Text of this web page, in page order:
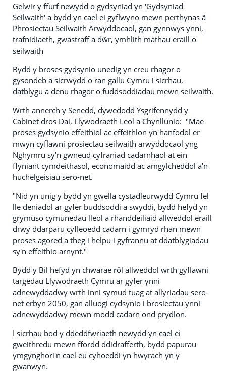
Gelwir y ffurf newydd o gydsyniad yn 'Gydsyniad
Seilwaith' a bydd yn cael ei gyflwyno mewn perthynas â
Phrosiectau Seilwaith Arwyddocaol, gan gynnwys ynni,
trafnidiaeth, gwastraff a dŵr, ymhlith mathau eraill o
seilwaith
Bydd y broses gydsynio unedig yn creu rhagor o
gysondeb a sicrwydd o ran gallu Cymru i sicrhau,
datblygu a denu rhagor o fuddsoddiadau mewn seilwaith.
Wrth annerch y Senedd, dywedodd Ysgrifennydd y
Cabinet dros Dai, Llywodraeth Leol a Chynllunio: "Mae
proses gydsynio effeithiol ac effeithlon yn hanfodol er
mwyn cyflawni prosiectau seilwaith arwyddocaol yng
Nghymru sy'n gwneud cyfraniad cadarnhaol at ein
ffyniant cymdeithasol, economaidd ac amgylcheddol a'n
huchelgeisiau sero-net.
"Nid yn unig y bydd yn gwella cystadleurwydd Cymru fel
lle deniadol ar gyfer buddsoddi a swyddi, bydd hefyd yn
grymuso cymunedau lleol a rhanddeiliaid allweddol eraill
drwy ddarparu cyfleoedd cadarn i gymryd rhan mewn
proses agored a theg i helpu i gyfrannu at ddatblygiadau
sy'n effeithio arnynt."
Bydd y Bil hefyd yn chwarae rôl allweddol wrth gyflawni
targedau Llywodraeth Cymru ar gyfer ynni
adnewyddadwy wrth inni symud tuag at allyriadau sero-
net erbyn 2050, gan alluogi cydsynio i brosiectau ynni
adnewyddadwy mewn modd cadarn ond prydlon.
I sicrhau bod y ddeddfwriaeth newydd yn cael ei
gweithredu mewn ffordd ddidrafferth, bydd papurau
ymgynghori'n cael eu cyhoeddi yn hwyrach yn y
gwanwyn.